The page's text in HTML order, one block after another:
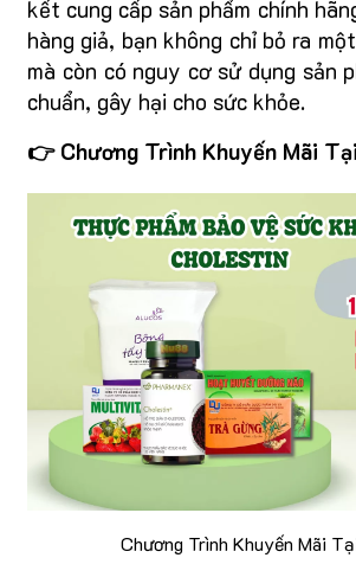
kết cung cấp sản phẩm chính
hàng giả, bạn không chỉ bỏ ra
mà còn có nguy cơ sử dụng sản
chuẩn, gây hại cho sức khỏe.
👉 Chương Trình Khuyến Mãi
Chương Trình Khuyến Mãi